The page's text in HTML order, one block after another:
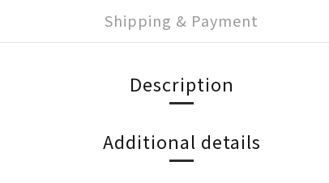
Shipping & Payment
Description
Additional details